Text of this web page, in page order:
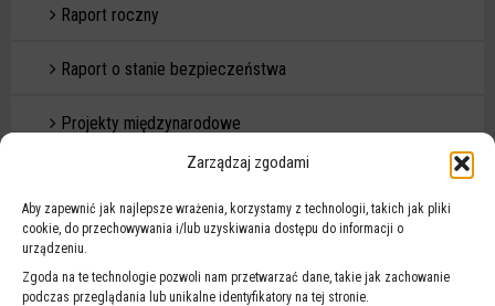
Zarządzaj zgodami
Aby zapewnić jak najlepsze wrażenia, korzystamy z technologii, takich jak pliki
cookie, do przechowywania i/lub uzyskiwania dostępu do informacji o
urządzeniu.
Zgoda na te technologie pozwoli nam przetwarzać dane, takie jak zachowanie
podczas przeglądania lub unikalne identyfikatory na tej stronie.
Raport roczny
Raport o stanie bezpieczeństwa
Projekty międzynarodowe